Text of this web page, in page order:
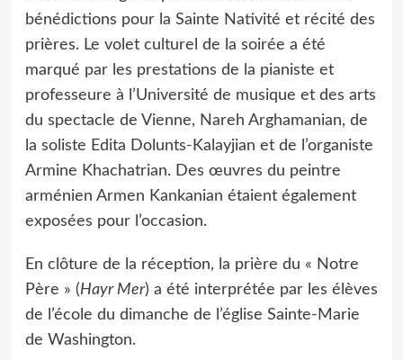
bénédictions pour la Sainte Nativité et récité des
prières. Le volet culturel de la soirée a été
marqué par les prestations de la pianiste et
professeure à l’Université de musique et des arts
du spectacle de Vienne, Nareh Arghamanian, de
la soliste Edita Dolunts-Kalayjian et de l’organiste
Armine Khachatrian. Des œuvres du peintre
arménien Armen Kankanian étaient également
exposées pour l’occasion.
En clôture de la réception, la prière du « Notre
Père » (Hayr Mer) a été interprétée par les élèves
de l’école du dimanche de l’église Sainte-Marie
de Washington.